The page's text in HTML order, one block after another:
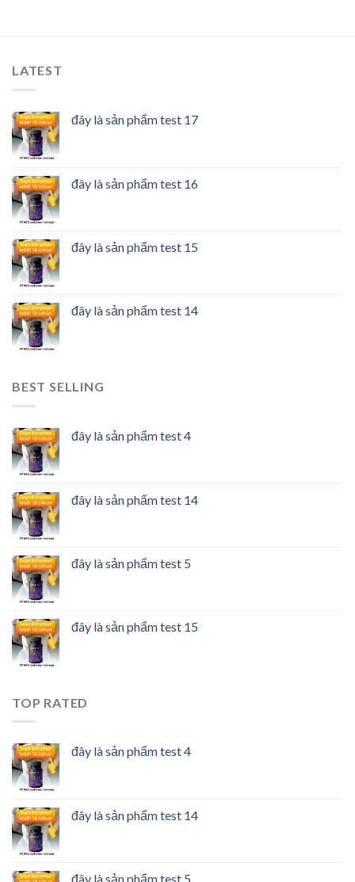
LATEST
đây là sản phẩm test 17
đây là sản phẩm test 16
đây là sản phẩm test 15
đây là sản phẩm test 14
BEST SELLING
đây là sản phẩm test 4
đây là sản phẩm test 14
đây là sản phẩm test 5
đây là sản phẩm test 15
TOP RATED
đây là sản phẩm test 4
đây là sản phẩm test 14
đây là sản phẩm test 5